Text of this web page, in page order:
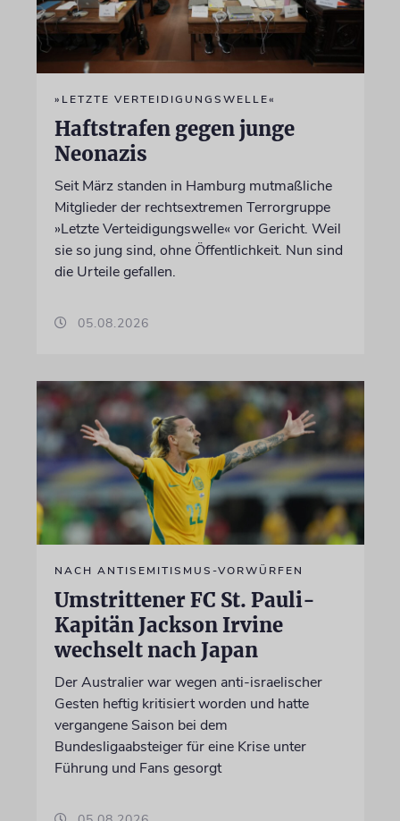
»LETZTE VERTEIDIGUNGSWELLE«
Haftstrafen gegen junge
Neonazis
Seit März standen in Hamburg mutmaßliche
Mitglieder der rechtsextremen Terrorgruppe
»Letzte Verteidigungswelle« vor Gericht. Weil
sie so jung sind, ohne Öffentlichkeit. Nun sind
die Urteile gefallen.
05.08.2026
NACH ANTISEMITISMUS-VORWÜRFEN
Umstrittener FC St. Pauli-
Kapitän Jackson Irvine
wechselt nach Japan
Der Australier war wegen anti-israelischer
Gesten heftig kritisiert worden und hatte
vergangene Saison bei dem
Bundesligaabsteiger für eine Krise unter
Führung und Fans gesorgt